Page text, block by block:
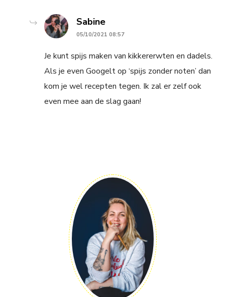
Sabinesays:
05/10/2021 08:57
Je kunt spijs maken van kikkererwten en dadels.
Als je even Googelt op ‘spijs zonder noten’ dan
kom je wel recepten tegen. Ik zal er zelf ook
even mee aan de slag gaan!